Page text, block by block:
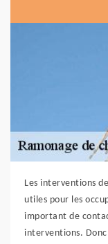
Les interventions
utiles pour les
important de
interventions.